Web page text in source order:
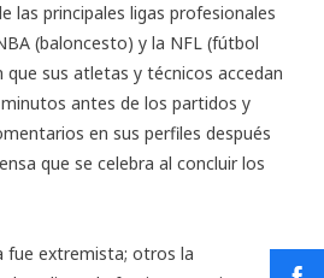
las principales ligas profesionales
(baloncesto) y la NFL (fútbol
sus atletas y técnicos accedan
antes de los partidos y
en sus perfiles después
que se celebra al concluir los
fue extremista; otros la